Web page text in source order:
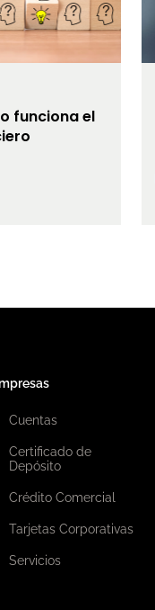
funciona el
Cuentas
Certificado de
Depósito
Crédito Comercial
Tarjetas Corporativas
Servicios